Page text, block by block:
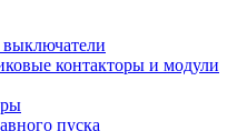
контакторы и модули
пуска